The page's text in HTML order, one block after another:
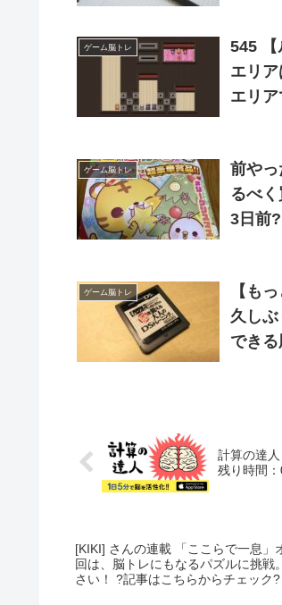
ゲーム脳トレ
545 【
エリ
エリ
ゲーム脳トレ
前や
るべ
3日前? 何とか今日の午後3時に解き終わって、急いで郵便局に
ゲーム脳トレ
【もっ
久し
できる
計算の達人
残り時間
[KIKI] さんの連載 「ここらで一息
回は、脳トレにもなるパズルに挑
さい！ ?記事はこちらからチェック?